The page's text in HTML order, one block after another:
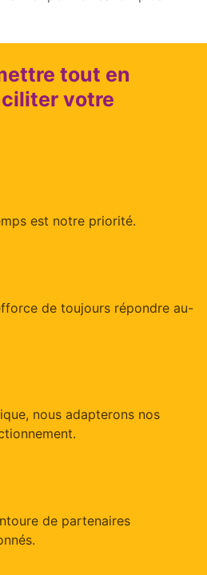
tout en
votre
est notre priorité.
de toujours répondre au-
nous adapterons nos
de partenaires